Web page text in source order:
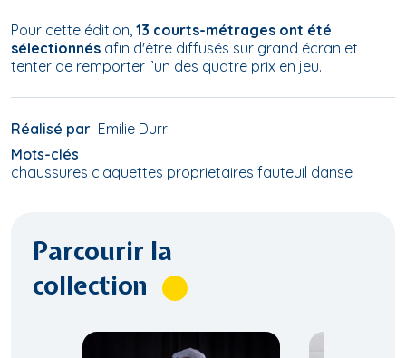
Pour cette édition, 13 courts-métrages ont été
sélectionnés afin d'être diffusés sur grand écran et
tenter de remporter l’un des quatre prix en jeu.
Réalisé par Emilie Durr
Mots-clés
chaussures claquettes proprietaires fauteuil danse
Parcourir la
collection